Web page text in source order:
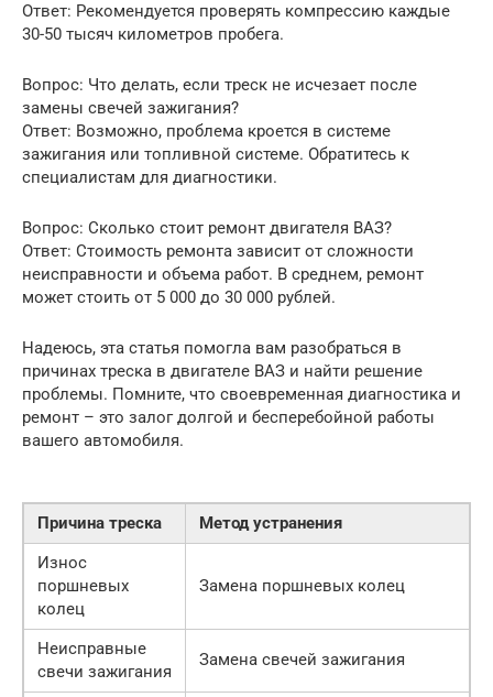
Ответ: Рекомендуется проверять компрессию каждые
30-50 тысяч километров пробега.
Вопрос: Что делать, если треск не исчезает после
замены свечей зажигания?
Ответ: Возможно, проблема кроется в системе
зажигания или топливной системе. Обратитесь к
специалистам для диагностики.
Вопрос: Сколько стоит ремонт двигателя ВАЗ?
Ответ: Стоимость ремонта зависит от сложности
неисправности и объема работ. В среднем, ремонт
может стоить от 5 000 до 30 000 рублей.
Надеюсь, эта статья помогла вам разобраться в
причинах треска в двигателе ВАЗ и найти решение
проблемы. Помните, что своевременная диагностика и
ремонт – это залог долгой и бесперебойной работы
вашего автомобиля.
Причина треска
Метод устранения
Износ
поршневых
колец
Замена поршневых колец
Неисправные
свечи зажигания
Замена свечей зажигания